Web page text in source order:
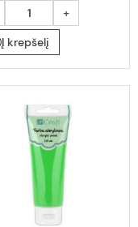
+
Į krepšelį